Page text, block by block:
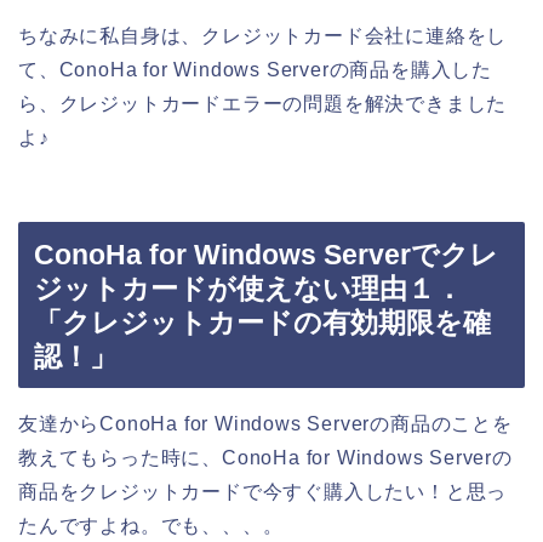
ちなみに私自身は、クレジットカード会社に連絡をし
て、ConoHa for Windows Serverの商品を購入した
ら、クレジットカードエラーの問題を解決できました
よ♪
ConoHa for Windows Serverでクレ
ジットカードが使えない理由１．
「クレジットカードの有効期限を確
認！」
友達からConoHa for Windows Serverの商品のことを
教えてもらった時に、ConoHa for Windows Serverの
商品をクレジットカードで今すぐ購入したい！と思っ
たんですよね。でも、、、。